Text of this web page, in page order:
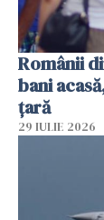
Românii
bani
țară
29 IULIE 2026